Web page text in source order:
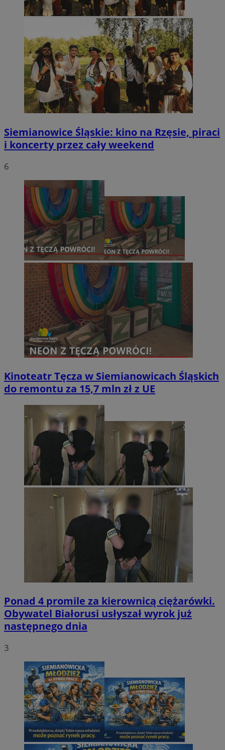
Siemianowice Śląskie: kino na Rzęsie, piraci
i koncerty przez cały weekend
6
Kinoteatr Tęcza w Siemianowicach Śląskich
do remontu za 15,7 mln zł z UE
Ponad 4 promile za kierownicą ciężarówki.
Obywatel Białorusi usłyszał wyrok już
następnego dnia
3